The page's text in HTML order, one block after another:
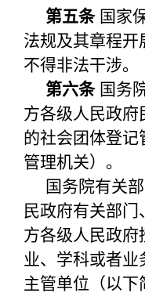
第五条国家
法规及其章程开
不得非法干涉。
第六条国务
方各级人民政府
的社会团体登记
管理机关）。
国务院有关
民政府有关部
方各级人民政府
业、学科或者
主管单位（以下